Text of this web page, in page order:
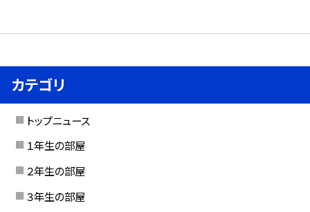
カテゴリ
トップニュース
１年生の部屋
２年生の部屋
３年生の部屋